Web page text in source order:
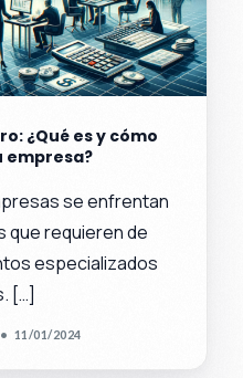
¿Qué es y cómo
empresa?
se enfrentan
que requieren de
especializados
[…]
11/01/2024